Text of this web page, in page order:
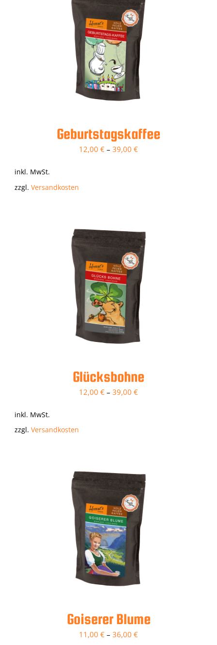
Geburtstagskaffee
12,00 € – 39,00 €
inkl. MwSt.
zzgl. Versandkosten
Glücksbohne
12,00 € – 39,00 €
inkl. MwSt.
zzgl. Versandkosten
Goiserer Blume
11,00 € – 36,00 €